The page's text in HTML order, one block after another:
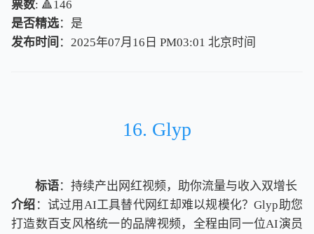
票数: 🔺146
是否精选：是
发布时间 ：2025年07月16日 PM03:01 北京时间
北京时间
16. Glyp
标语：持续产出网红视频，助你流量与收入双增长
介绍 ：试过用AI工具替代网红却难以规模化？Glyp助您
打造数百支风格统一的品牌视频，全程由同一位AI演员